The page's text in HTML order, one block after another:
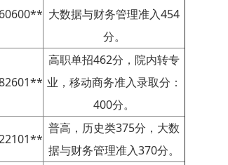
大数据与财务管理准入454
分。
高职单招462分，院内转专
业，移动商务准入录取分：
400分。
普高，历史类375分，大数
据与财务管理准入370分。